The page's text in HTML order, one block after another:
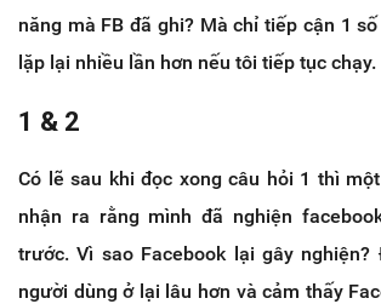
năng mà FB đã ghi? Mà chỉ tiếp cận 1
lặp lại nhiều lần hơn nếu tôi tiếp tục chạy.
1 & 2
Có lẽ sau khi đọc xong câu hỏi 1 thì
nhận ra rằng mình đã nghiện
trước. Vì sao Facebook lại gây
người dùng ở lại lâu hơn và cảm thấy